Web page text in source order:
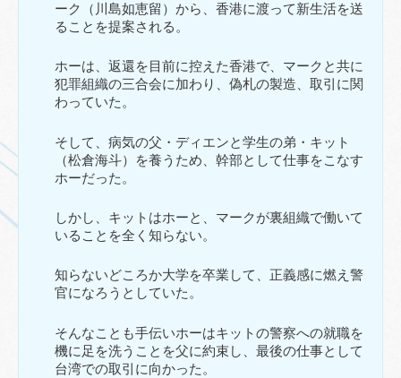
ーク（川島如恵留）から、香港に渡って新生活を送
ることを提案される。
ホーは、返還を目前に控えた香港で、マークと共に
犯罪組織の三合会に加わり、偽札の製造、取引に関
わっていた。
そして、病気の父・ディエンと学生の弟・キット
（松倉海斗）を養うため、幹部として仕事をこなす
ホーだった。
しかし、キットはホーと、マークが裏組織で働いて
いることを全く知らない。
知らないどころか大学を卒業して、正義感に燃え警
官になろうとしていた。
そんなことも手伝いホーはキットの警察への就職を
機に足を洗うことを父に約束し、最後の仕事として
台湾での取引に向かった。